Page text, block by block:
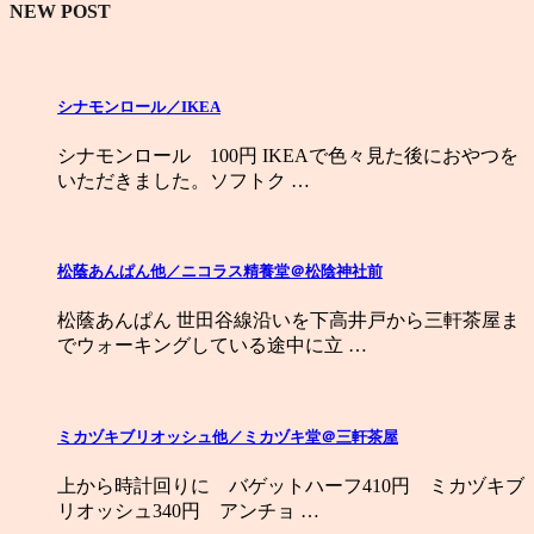
NEW POST
シナモンロール／IKEA
シナモンロール 100円 IKEAで色々見た後におやつを
いただきました。ソフトク …
松蔭あんぱん他／ニコラス精養堂＠松陰神社前
松蔭あんぱん 世田谷線沿いを下高井戸から三軒茶屋ま
でウォーキングしている途中に立 …
ミカヅキブリオッシュ他／ミカヅキ堂＠三軒茶屋
上から時計回りに バゲットハーフ410円 ミカヅキブ
リオッシュ340円 アンチョ …